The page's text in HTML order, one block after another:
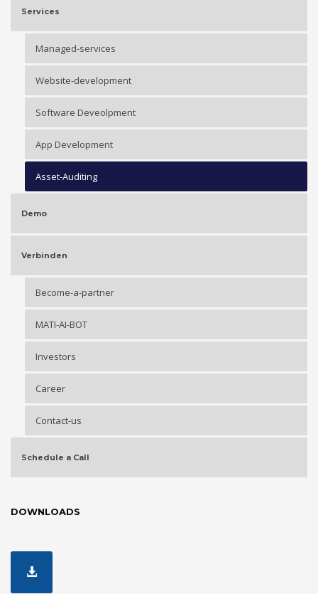
Services
Managed-services
Website-development
Software Deveolpment
App Development
Asset-Auditing
Demo
Verbinden
Become-a-partner
MATI-AI-BOT
Investors
Career
Contact-us
Schedule a Call
DOWNLOADS